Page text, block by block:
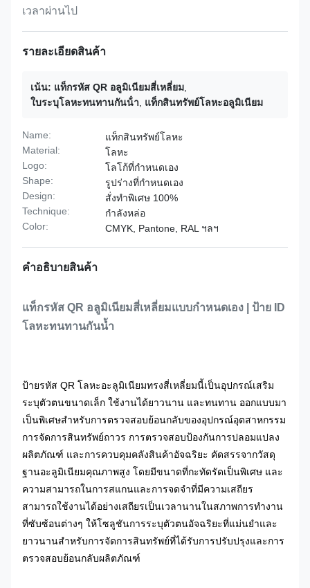
เวลาผ่านไป
รายละเอียดสินค้า
เน้น: แท็กรหัส QR อลูมิเนียมสี่เหลี่ยม
ใบระบุโลหะทนทานกันน้ํา
แท็กสินทรัพย์โลหะอลูมิเนียม
Name:
แท็กสินทรัพย์โลหะ
Material:
โลหะ
Logo:
โลโก้ที่กำหนดเอง
Shape:
รูปร่างที่กำหนดเอง
Design:
สั่งทำพิเศษ 100%
Technique:
กำลังหล่อ
Color:
CMYK, Pantone, RAL ฯลฯ
คําอธิบายสินค้า
แท็กรหัส QR อลูมิเนียมสี่เหลี่ยมแบบกำหนดเอง | ป้าย ID
โลหะทนทานกันน้ำ
ป้ายรหัส QR โลหะอะลูมิเนียมทรงสี่เหลี่ยมนี้เป็นอุปกรณ์เสริม
ระบุตัวตนขนาดเล็ก ใช้งานได้ยาวนาน และทนทาน ออกแบบมา
เป็นพิเศษสำหรับการตรวจสอบย้อนกลับของอุปกรณ์อุตสาหกรรม
การจัดการสินทรัพย์ถาวร การตรวจสอบป้องกันการปลอมแปลง
ผลิตภัณฑ์ และการควบคุมคลังสินค้าอัจฉริยะ คัดสรรจากวัสดุ
ฐานอะลูมิเนียมคุณภาพสูง โดยมีขนาดที่กะทัดรัดเป็นพิเศษ และ
ความสามารถในการสแกนและการจดจำที่มีความเสถียร
สามารถใช้งานได้อย่างเสถียรเป็นเวลานานในสภาพการทำงาน
ที่ซับซ้อนต่างๆ ให้โซลูชันการระบุตัวตนอัจฉริยะที่แม่นยำและ
ยาวนานสำหรับการจัดการสินทรัพย์ที่ได้รับการปรับปรุงและการ
ตรวจสอบย้อนกลับผลิตภัณฑ์